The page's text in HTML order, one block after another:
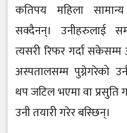
कतिपय महिला
सक्दैनन्। उनीहरुलाई
त्यसरी रिफर गर्दा
अस्पतालसम्म पुग्नेगरेको
थप जटिल भएमा वा प्रसुति
उनी तयारी गरेर बस्छिन्।